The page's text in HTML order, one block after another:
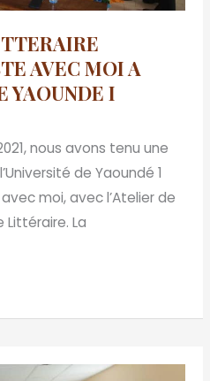
AVEC MOI A
YAOUNDE I
nous avons tenu une
de Yaoundé 1
moi, avec l’Atelier de
Littéraire. La